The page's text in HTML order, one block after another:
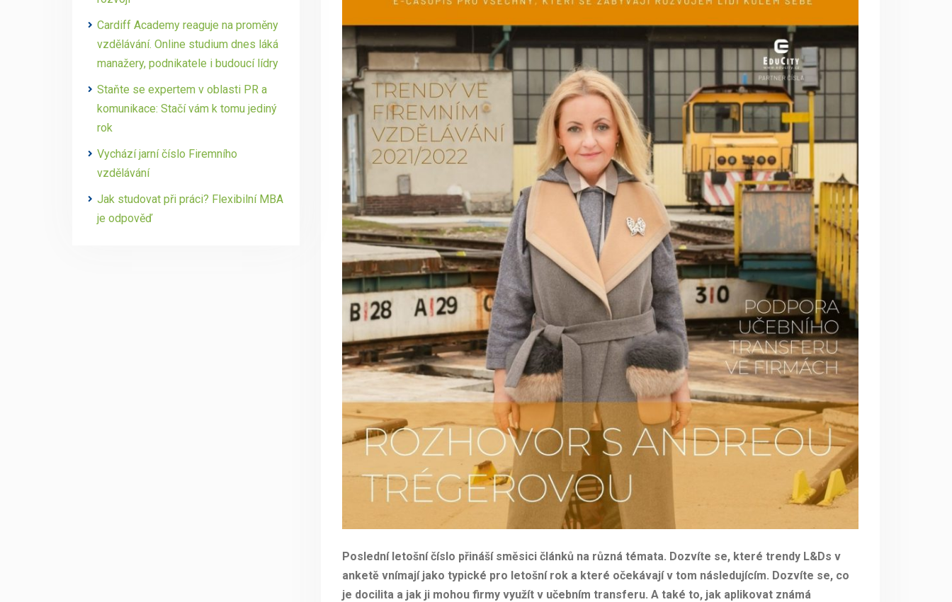
Poslední letošní číslo přináší směsici článků na různá témata. Dozvíte se, které trendy L&Ds v
anketě vnímají jako typické pro letošní rok a které očekávají v tom následujícím. Dozvíte se, co
je docilita a jak ji mohou firmy využít v učebním transferu. A také to, jak aplikovat známá
Cardiff Academy reaguje na proměny
vzdělávání. Online studium dnes láká
manažery, podnikatele i budoucí lídry
Staňte se expertem v oblasti PR a
komunikace: Stačí vám k tomu jediný
rok
Vychází jarní číslo Firemního
vzdělávání
Jak studovat při práci? Flexibilní MBA
je odpověď